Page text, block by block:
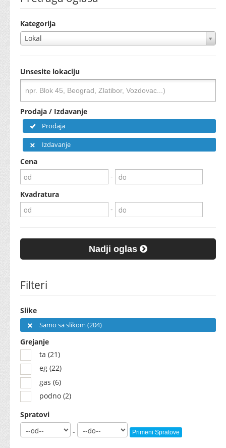
Kategorija
Lokal
Unsesite lokaciju
Prodaja / Izdavanje
Prodaja
Izdavanje
Cena
-
Kvadratura
-
Nadji oglas
Filteri
Slike
Samo sa slikom (204)
Grejanje
ta (21)
eg (22)
gas (6)
podno (2)
Spratovi
-
Primeni Spratove